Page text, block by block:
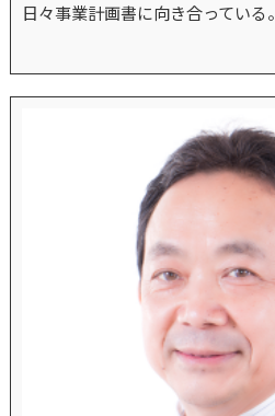
日々事業計画書に向き合っている。